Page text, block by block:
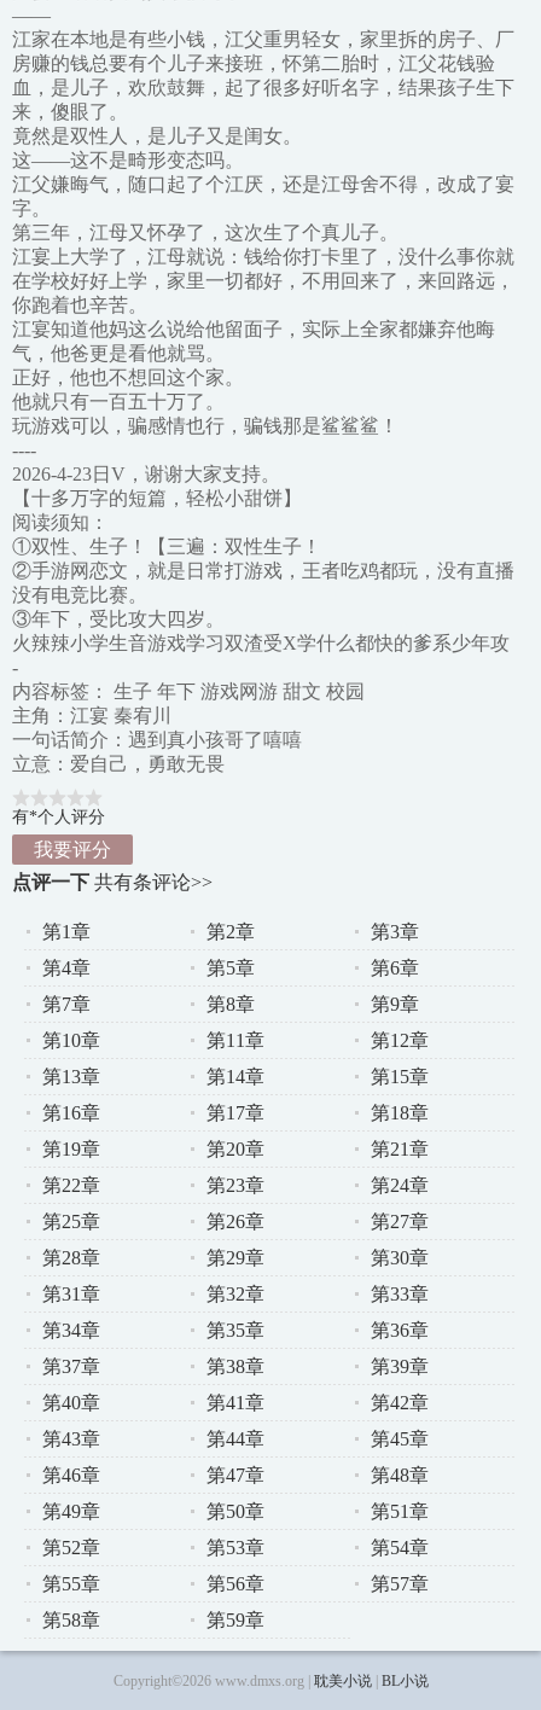
——
江家在本地是有些小钱，江父重男轻女，家里拆的房子、厂
房赚的钱总要有个儿子来接班，怀第二胎时，江父花钱验
血，是儿子，欢欣鼓舞，起了很多好听名字，结果孩子生下
来，傻眼了。
竟然是双性人，是儿子又是闺女。
这——这不是畸形变态吗。
江父嫌晦气，随口起了个江厌，还是江母舍不得，改成了宴
字。
第三年，江母又怀孕了，这次生了个真儿子。
江宴上大学了，江母就说：钱给你打卡里了，没什么事你就
在学校好好上学，家里一切都好，不用回来了，来回路远，
你跑着也辛苦。
江宴知道他妈这么说给他留面子，实际上全家都嫌弃他晦
气，他爸更是看他就骂。
正好，他也不想回这个家。
他就只有一百五十万了。
玩游戏可以，骗感情也行，骗钱那是鲨鲨鲨！
----
2026-4-23日V，谢谢大家支持。
【十多万字的短篇，轻松小甜饼】
阅读须知：
①双性、生子！【三遍：双性生子！
②手游网恋文，就是日常打游戏，王者吃鸡都玩，没有直播
没有电竞比赛。
③年下，受比攻大四岁。
火辣辣小学生音游戏学习双渣受X学什么都快的爹系少年攻
-
内容标签： 生子 年下 游戏网游 甜文 校园
主角：江宴 秦宥川
一句话简介：遇到真小孩哥了嘻嘻
立意：爱自己，勇敢无畏
有*个人评分
我要评分
点评一下 共有条评论>>
第1章 第2章
第3章
第4章
第5章
第6章
第7章
第8章
第9章
第10章
第11章
第12章
第13章
第14章
第15章
第16章
第17章
第18章
第19章
第20章
第21章
第22章
第23章
第24章
第25章
第26章
第27章
第28章
第29章
第30章
第31章
第32章
第33章
第34章
第35章
第36章
第37章
第38章
第39章
第40章
第41章
第42章
第43章
第44章
第45章
第46章
第47章
第48章
第49章
第50章
第51章
第52章
第53章
第54章
第55章
第56章
第57章
第58章
第59章
Copyright©2026 www.dmxs.org | 耽美小说| BL小说